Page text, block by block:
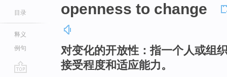
目录
释义
例句
openness to change
对变化的开放性：指一个人或组
接受程度和适应能力。